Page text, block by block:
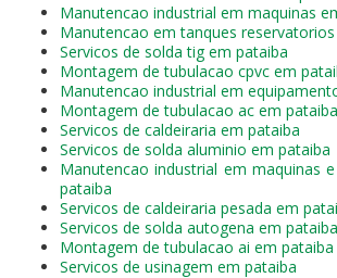
Manutencao industrial em maquinas
Manutencao em tanques
Servicos de solda tig em pataiba
Montagem de tubulacao cpvc em
Manutencao industrial em
Montagem de tubulacao ac em pataiba
Servicos de caldeiraria em pataiba
Servicos de solda aluminio em pataiba
Manutencao industrial em maquinas
pataiba
Servicos de caldeiraria pesada em
Servicos de solda autogena em pataiba
Montagem de tubulacao ai em pataiba
Servicos de usinagem em pataiba